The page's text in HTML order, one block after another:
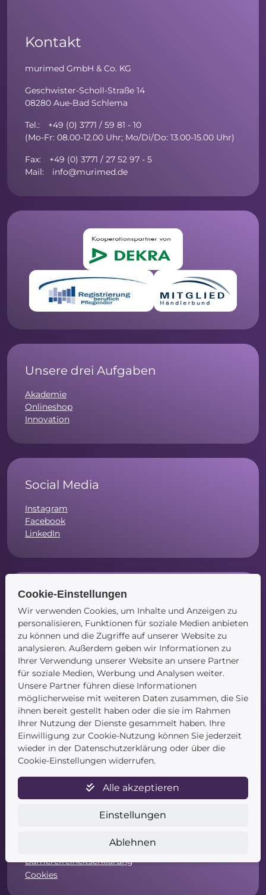
Kontakt
murimed GmbH & Co. KG
Geschwister-Scholl-Straße 14
08280 Aue-Bad Schlema
Tel.: +49 (0) 3771 / 59 81 - 10
(Mo-Fr: 08.00-12.00 Uhr; Mo/Di/Do: 13.00-15.00 Uhr)
Fax: +49 (0) 3771 / 27 52 97 - 5
Mail: info@murimed.de
Unsere drei Aufgaben
Akademie
Onlineshop
Innovation
Social Media
Instagram
Facebook
LinkedIn
Navigation
Startseite
Blog
Kontakt
Service
Newsletter
Datenschutz
Widerrufsformular
Barrierefreiheitserklärung
Cookies
Cookie-Einstellungen
Wir verwenden Cookies, um Inhalte und Anzeigen zu
personalisieren, Funktionen für soziale Medien anbieten
zu können und die Zugriffe auf unserer Website zu
analysieren. Außerdem geben wir Informationen zu
Ihrer Verwendung unserer Website an unsere Partner
für soziale Medien, Werbung und Analysen weiter.
Unsere Partner führen diese Informationen
möglicherweise mit weiteren Daten zusammen, die Sie
ihnen bereit gestellt haben oder die sie im Rahmen
Ihrer Nutzung der Dienste gesammelt haben. Ihre
Einwilligung zur Cookie-Nutzung können Sie jederzeit
wieder in der Datenschutzerklärung oder über die
Cookie-Einstellungen widerrufen.
Alle akzeptieren
Einstellungen
Ablehnen